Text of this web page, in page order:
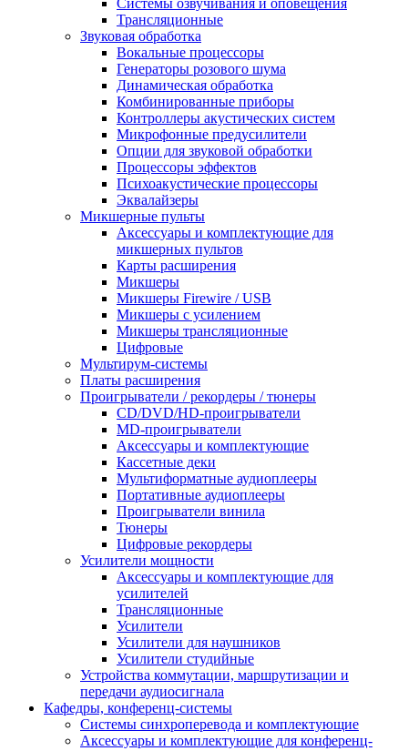
Системы озвучивания и оповещения
Трансляционные
Звуковая обработка
Вокальные процессоры
Генераторы розового шума
Динамическая обработка
Комбинированные приборы
Контроллеры акустических систем
Микрофонные предусилители
Опции для звуковой обработки
Процессоры эффектов
Психоакустические процессоры
Эквалайзеры
Микшерные пульты
Аксессуары и комплектующие для
микшерных пультов
Карты расширения
Микшеры
Микшеры Firewire / USB
Микшеры с усилением
Микшеры трансляционные
Цифровые
Мультирум-системы
Платы расширения
Проигрыватели / рекордеры / тюнеры
CD/DVD/HD-проигрыватели
MD-проигрыватели
Аксессуары и комплектующие
Кассетные деки
Мультиформатные аудиоплееры
Портативные аудиоплееры
Проигрыватели винила
Тюнеры
Цифровые рекордеры
Усилители мощности
Аксессуары и комплектующие для
усилителей
Трансляционные
Усилители
Усилители для наушников
Усилители студийные
Устройства коммутации, маршрутизации и
передачи аудиосигнала
Кафедры, конференц-системы
Cистемы синхроперевода и комплектующие
Аксессуары и комплектующие для конференц-